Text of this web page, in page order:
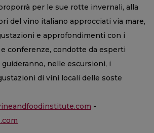
per le sue rotte invernali, alla
del vino italiano approcciati via mare,
e approfondimenti con i
conferenze, condotte da esperti
nelle escursioni, i
di vini locali delle soste
-